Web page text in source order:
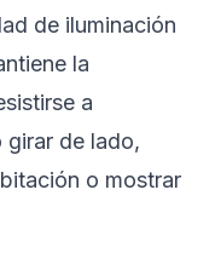
de iluminación
la
a
girar de lado,
o mostrar